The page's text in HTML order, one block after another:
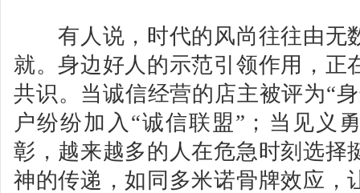
有人说，时代的风尚往往由无
就。身边好人的示范引领作用，正
共识。当诚信经营的店主被评为“
户纷纷加入“诚信联盟”；当见义
彰，越来越多的人在危急时刻选择
神的传递，如同多米诺骨牌效应，